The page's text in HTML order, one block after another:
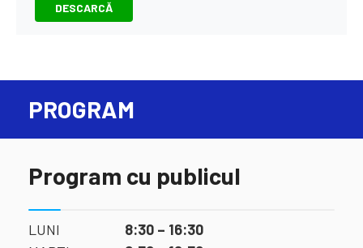
DESCARCĂ
PROGRAM
Program cu publicul
LUNI 8:30 – 16:30